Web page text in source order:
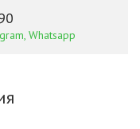
Whatsapp